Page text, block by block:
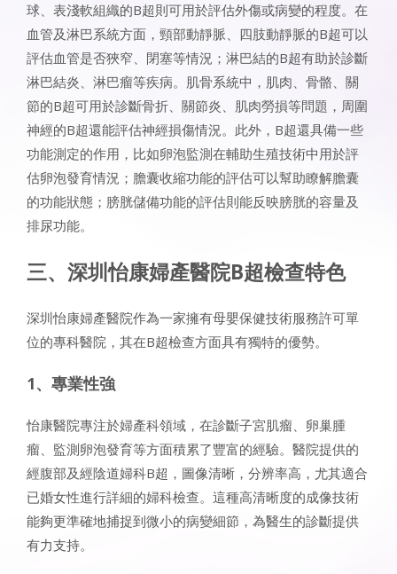
球、表淺軟組織的B超則可用於評估外傷或病變的程度。在
血管及淋巴系統方面，頸部動靜脈、四肢動靜脈的B超可以
評估血管是否狹窄、閉塞等情況；淋巴結的B超有助於診斷
淋巴結炎、淋巴瘤等疾病。肌骨系統中，肌肉、骨骼、關
節的B超可用於診斷骨折、關節炎、肌肉勞損等問題，周圍
神經的B超還能評估神經損傷情況。此外，B超還具備一些
功能測定的作用，比如卵泡監測在輔助生殖技術中用於評
估卵泡發育情況；膽囊收縮功能的評估可以幫助瞭解膽囊
的功能狀態；膀胱儲備功能的評估則能反映膀胱的容量及
排尿功能。
三、深圳怡康婦產醫院B超檢查特色
深圳怡康婦產醫院作為一家擁有母嬰保健技術服務許可單
位的專科醫院，其在B超檢查方面具有獨特的優勢。
1、專業性強
怡康醫院專注於婦產科領域，在診斷子宮肌瘤、卵巢腫
瘤、監測卵泡發育等方面積累了豐富的經驗。醫院提供的
經腹部及經陰道婦科B超，圖像清晰，分辨率高，尤其適合
已婚女性進行詳細的婦科檢查。這種高清晰度的成像技術
能夠更準確地捕捉到微小的病變細節，為醫生的診斷提供
有力支持。